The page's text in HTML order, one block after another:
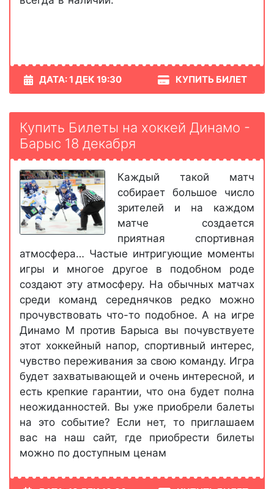
ДАТА: 1 ДЕК 19:30 КУПИТЬ БИЛЕТ
Купить Билеты на хоккей Динамо -
Барыс 18 декабря
Каждый такой матч
собирает большое число
зрителей и на каждом
матче создается
приятная спортивная
атмосфера… Частые интригующие моменты
игры и многое другое в подобном роде
создают эту атмосферу. На обычных матчах
среди команд середнячков редко можно
прочувствовать что-то подобное. А на игре
Динамо М против Барыса вы почувствуете
этот хоккейный напор, спортивный интерес,
чувство переживания за свою команду. Игра
будет захватывающей и очень интересной, и
есть крепкие гарантии, что она будет полна
неожиданностей. Вы уже приобрели балеты
на это событие? Если нет, то приглашаем
вас на наш сайт, где приобрести билеты
можно по доступным ценам